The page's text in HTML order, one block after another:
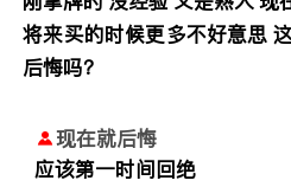
将来买的时候更多不好意思
后悔吗？
现在就后悔
应该第一时间回绝